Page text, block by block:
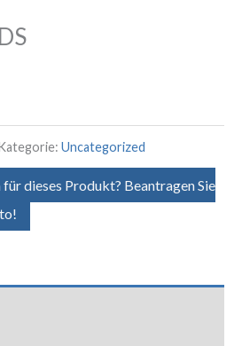
Uncategorized
für dieses Produkt? Beantragen Sie